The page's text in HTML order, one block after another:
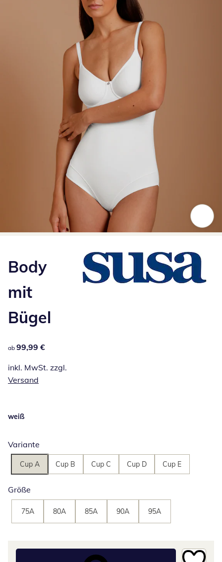
Body
mit
Bügel
99,99 €
ab 99,99 €
inkl. MwSt. zzgl.
Versand
weiß
Variante
Cup A Cup B Cup C Cup D Cup E
Größe
75A 80A 85A 90A 95A